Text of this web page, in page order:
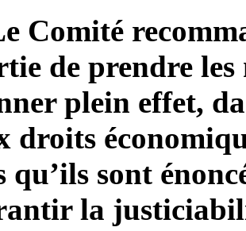
Comité
de prendre les
plein effet,
droits
qu’ils sont
la